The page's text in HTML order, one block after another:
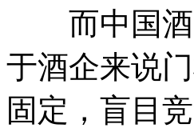
而中国酒
于酒企来说
固定，盲目